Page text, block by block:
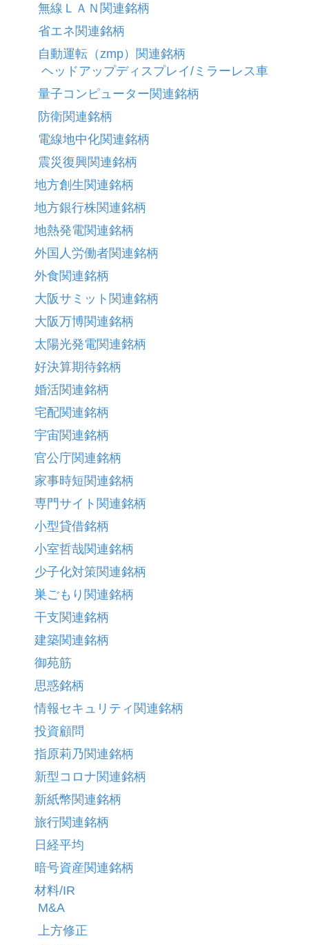
無線ＬＡＮ関連銘柄
省エネ関連銘柄
自動運転（zmp）関連銘柄
ヘッドアップディスプレイ/ミラーレス車
量子コンピューター関連銘柄
防衛関連銘柄
電線地中化関連銘柄
震災復興関連銘柄
地方創生関連銘柄
地方銀行株関連銘柄
地熱発電関連銘柄
外国人労働者関連銘柄
外食関連銘柄
大阪サミット関連銘柄
大阪万博関連銘柄
太陽光発電関連銘柄
好決算期待銘柄
婚活関連銘柄
宅配関連銘柄
宇宙関連銘柄
官公庁関連銘柄
家事時短関連銘柄
専門サイト関連銘柄
小型貸借銘柄
小室哲哉関連銘柄
少子化対策関連銘柄
巣ごもり関連銘柄
干支関連銘柄
建築関連銘柄
御苑筋
思惑銘柄
情報セキュリティ関連銘柄
投資顧問
指原莉乃関連銘柄
新型コロナ関連銘柄
新紙幣関連銘柄
旅行関連銘柄
日経平均
暗号資産関連銘柄
材料/IR
M&A
上方修正